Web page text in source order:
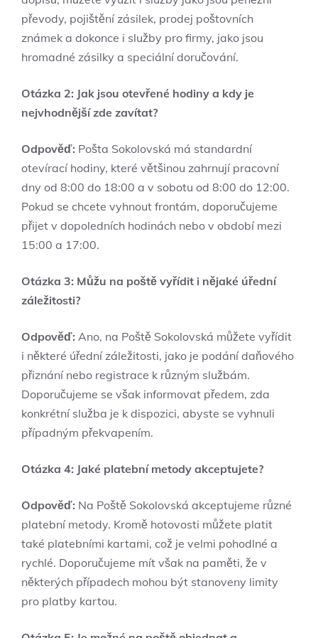
převody, pojištění zásilek, prodej poštovních
známek a dokonce i služby pro firmy, jako jsou
hromadné zásilky a speciální doručování.
Otázka 2: Jak jsou otevřené hodiny a kdy je
nejvhodnější zde zavítat?
Odpověď: Pošta Sokolovská má standardní
otevírací hodiny, které většinou zahrnují pracovní
dny od 8:00 do 18:00 a v sobotu od 8:00 do 12:00.
Pokud se chcete vyhnout frontám, doporučujeme
přijet v dopoledních hodinách nebo v období mezi
15:00 a 17:00.
Otázka 3: Můžu na poště vyřídit i nějaké úřední
záležitosti?
Odpověď: Ano, na Poště Sokolovská můžete vyřídit
i některé úřední záležitosti, jako je podání daňového
přiznání nebo registrace k různým službám.
Doporučujeme se však informovat předem, zda
konkrétní služba je k dispozici, abyste se vyhnuli
případným překvapením.
Otázka 4: Jaké platební metody akceptujete?
Odpověď: Na Poště Sokolovská akceptujeme různé
platební metody. Kromě hotovosti můžete platit
také platebními kartami, což je velmi pohodlné a
rychlé. Doporučujeme mít však na paměti, že v
některých případech mohou být stanoveny limity
pro platby kartou.